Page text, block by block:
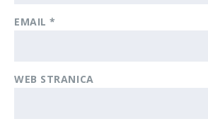
EMAIL*
WEB STRANICA